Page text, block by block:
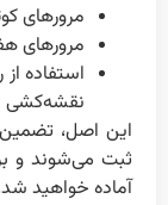
مرورهای کوتاه
مرورهای
استفاده
نقشه‌کشی
این اصل،
ثبت می‌شوند و
آماده خواهید